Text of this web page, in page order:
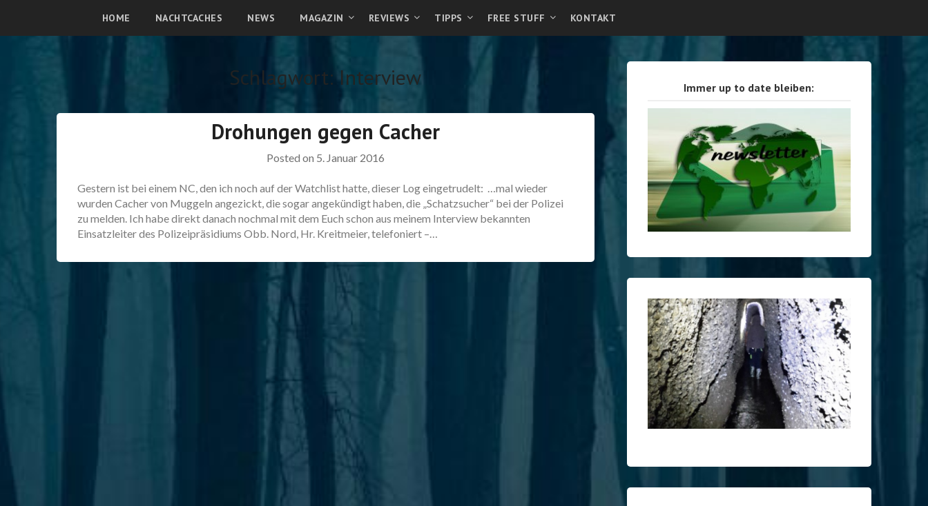
HOME NACHTCACHES NEWS MAGAZIN REVIEWS TIPPS FREE STUFF KONTAKT
Schlagwort:Interview
Drohungen gegen Cacher
Posted on 5. Januar 2016
Gestern ist bei einem NC, den ich noch auf der Watchlist hatte, dieser Log eingetrudelt: …mal wieder
wurden Cacher von Muggeln angezickt, die sogar angekündigt haben, die „Schatzsucher“ bei der Polizei
zu melden. Ich habe direkt danach nochmal mit dem Euch schon aus meinem Interview bekannten
Einsatzleiter des Polizeipräsidiums Obb. Nord, Hr. Kreitmeier, telefoniert –…
Immer up to date bleiben: